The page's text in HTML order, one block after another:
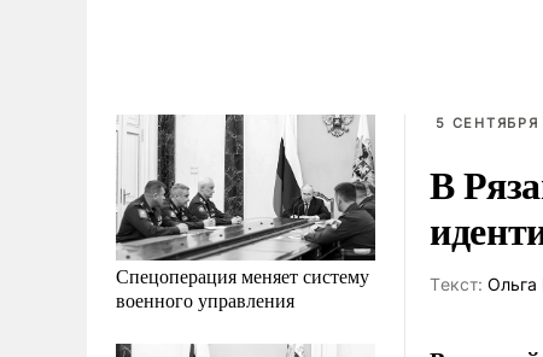
Спецоперация меняет систему
военного управления
5 СЕНТЯБРЯ
В
Tекст: Ольга